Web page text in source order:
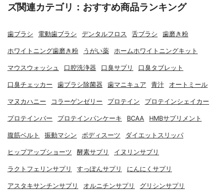
ズ関連カテゴリ：おすすめ商品ランキング
歯ブラシ 電動歯ブラシ デンタルフロス 舌ブラシ 歯磨き粉
ホワイトニング歯磨き粉 うがい薬 ホームホワイトニングキット
マウスウォッシュ 口腔洗浄器 口臭サプリ 口臭タブレット
口臭チェッカー 歯ブラシ除菌器 歯マニキュア 青汁 オートミール
マヌカハニー コラーゲンゼリー プロテイン プロテインシェイカー
プロテインバー プロテインパンケーキ BCAA HMBサプリメント
腹筋ベルト 振動マシン ボディスーツ ダイエットスリッパ
ヒップアップショーツ 酵素サプリ イヌリンサプリ
ラクトフェリンサプリ すっぽんサプリ にんにくサプリ
アスタキサンチンサプリ オルニチンサプリ グリシンサプリ